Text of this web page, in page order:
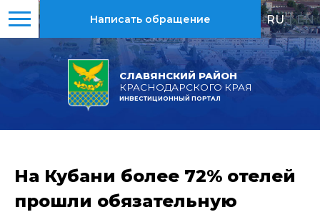
СЛАВЯНСКИЙ РАЙОН
КРАСНОДАРСКОГО КРАЯ
ИНВЕСТИЦИОННЫЙ ПОРТАЛ
Написать обращение RU | EN
На Кубани более 72% отелей
прошли обязательную